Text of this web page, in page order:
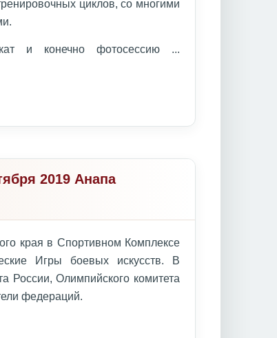
циклов, со многими
и конечно фотосессию ...
2019 Анапа
края в Спортивном Комплексе
Игры боевых искусств. В
России, Олимпийского комитета
федераций.